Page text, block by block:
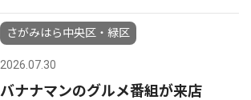
さがみはら中央区・緑区
2026.07.30
バナナマンのグルメ番組が来店